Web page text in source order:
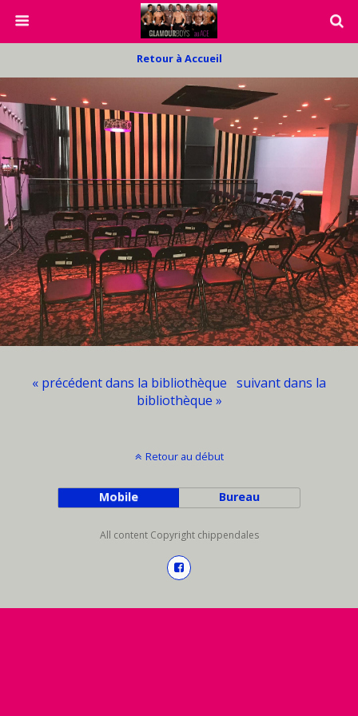
Retour à Accueil
« précédent dans la bibliothèque suivant dans la
bibliothèque »
Retour au début
Mobile Bureau
All content Copyright chippendales